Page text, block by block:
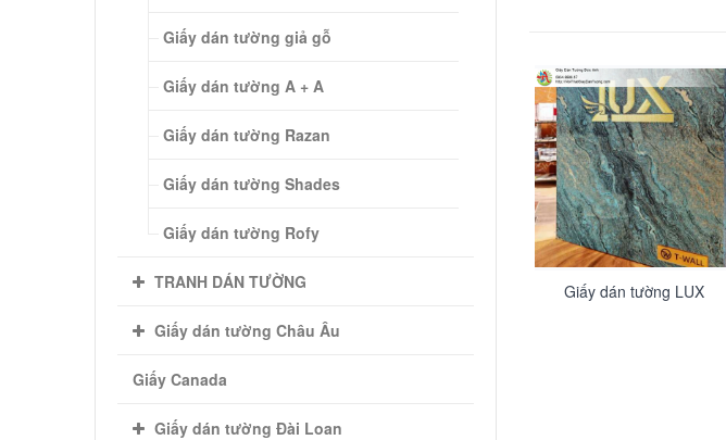
Giấy dán tường giả gỗ
Giấy dán tường A + A
Giấy dán tường Razan
Giấy dán tường Shades
Giấy dán tường Rofy
TRANH DÁN TƯỜNG
Giấy dán tường Châu Âu
Giấy Canada
Giấy dán tường Đài Loan
Giấy dán tường LUX